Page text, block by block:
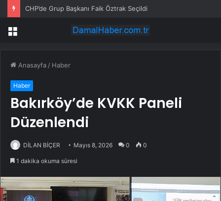
CHP’de Grup Başkanı Faik Öztrak Seçildi
Menü
Anasayfa / Haber
Haber
Bakırköy’de KVKK Paneli
Düzenlendi
DİLAN BİÇER Mayıs 8, 2026 0 0
1 dakika okuma süresi